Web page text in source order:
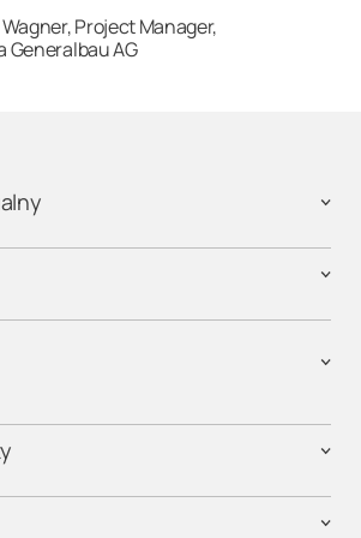
Project Manager,
Generalbau AG